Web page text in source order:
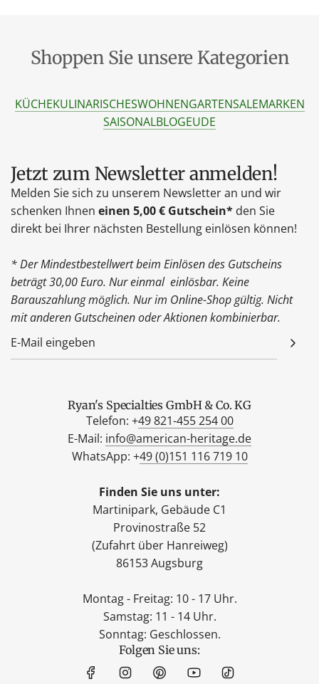
Shoppen Sie unsere Kategorien
KÜCHEKULINARISCHESWOHNENGARTENSALEMARKEN
SAISONALBLOGEUDE
Jetzt zum Newsletter anmelden!
Melden Sie sich zu unserem Newsletter an und wir
schenken Ihnen einen 5,00 € Gutschein* den Sie
direkt bei Ihrer nächsten Bestellung einlösen können!
* Der Mindestbestellwert beim Einlösen des Gutscheins
beträgt 30,00 Euro. Nur einmal einlösbar. Keine
Barauszahlung möglich. Nur im Online-Shop gültig. Nicht
mit anderen Gutscheinen oder Aktionen kombinierbar.
Ryan's Specialties GmbH & Co. KG
Telefon: +49 821-455 254 00
E-Mail: info@american-heritage.de
WhatsApp: +49 (0)151 116 719 10
Finden Sie uns unter:
Martinipark, Gebäude C1
Provinostraße 52
(Zufahrt über Hanreiweg)
86153 Augsburg
Montag - Freitag: 10 - 17 Uhr.
Samstag: 11 - 14 Uhr.
Sonntag: Geschlossen.
Folgen Sie uns: